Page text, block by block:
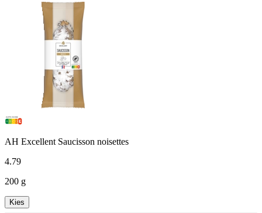
AH Excellent Saucisson noisettes
4.79
200 g
Kies